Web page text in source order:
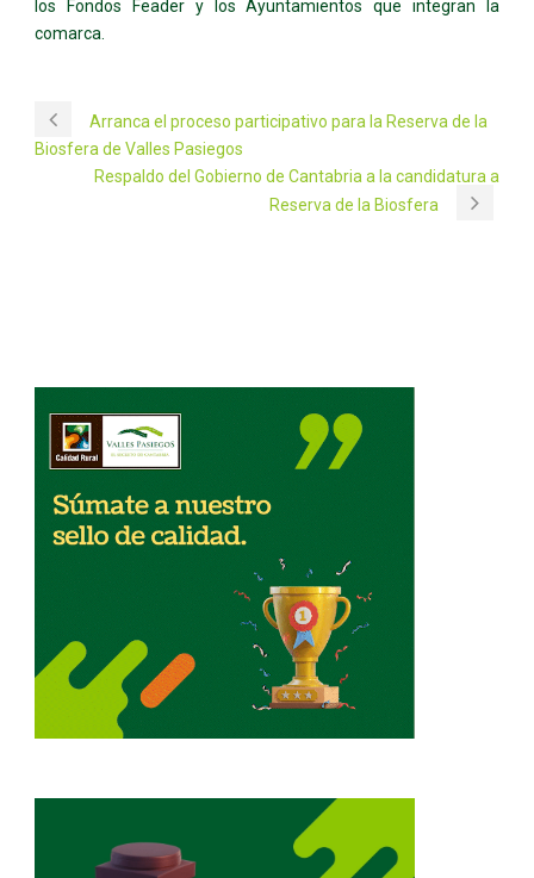
los Fondos Feader y los Ayuntamientos que integran la
comarca.
Arranca el proceso participativo para la Reserva de la
Biosfera de Valles Pasiegos
Respaldo del Gobierno de Cantabria a la candidatura a
Reserva de la Biosfera